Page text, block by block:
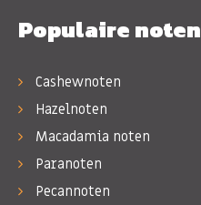
Populaire noten
Cashewnoten
Hazelnoten
Macadamia noten
Paranoten
Pecannoten